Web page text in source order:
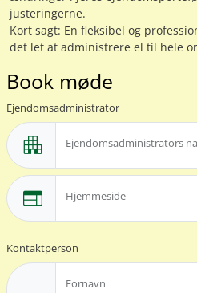
justeringerne.
Kort sagt: En fleksibel og
det let at administrere el til hele
Book møde
Ejendomsadministrator
apartment Ejendomsadministrators
web Hjemmeside
Kontaktperson
Fornavn